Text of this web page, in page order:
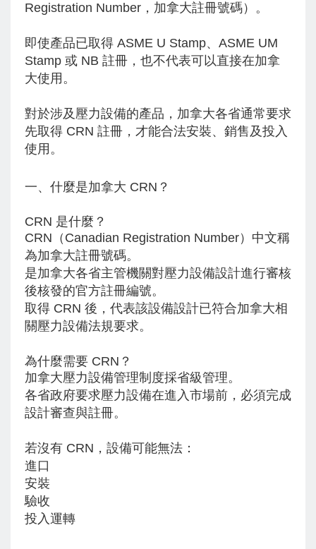
Registration Number，加拿大註冊號碼）。
即使產品已取得 ASME U Stamp、ASME UM
Stamp 或 NB 註冊，也不代表可以直接在加拿
大使用。
對於涉及壓力設備的產品，加拿大各省通常要求
先取得 CRN 註冊，才能合法安裝、銷售及投入
使用。
一、什麼是加拿大 CRN？
CRN 是什麼？
CRN（Canadian Registration Number）中文稱
為加拿大註冊號碼。
是加拿大各省主管機關對壓力設備設計進行審核
後核發的官方註冊編號。
取得 CRN 後，代表該設備設計已符合加拿大相
關壓力設備法規要求。
為什麼需要 CRN？
加拿大壓力設備管理制度採省級管理。
各省政府要求壓力設備在進入市場前，必須完成
設計審查與註冊。
若沒有 CRN，設備可能無法：
進口
安裝
驗收
投入運轉